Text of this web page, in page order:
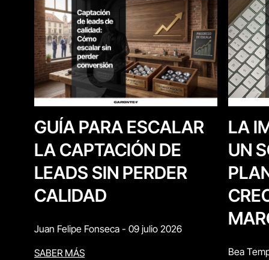
GUÍA PARA ESCALAR
LA CAPTACIÓN DE
LEADS SIN PERDER
CALIDAD
Juan Felipe Fonseca - 09 julio 2026
SABER MÁS
LA
UN
Bea